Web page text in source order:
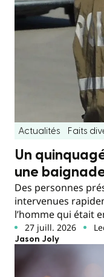
Actualités Faits
Un
une
Des personnes
intervenues
l’homme qui était
27 juill. 2026
Jason Joly